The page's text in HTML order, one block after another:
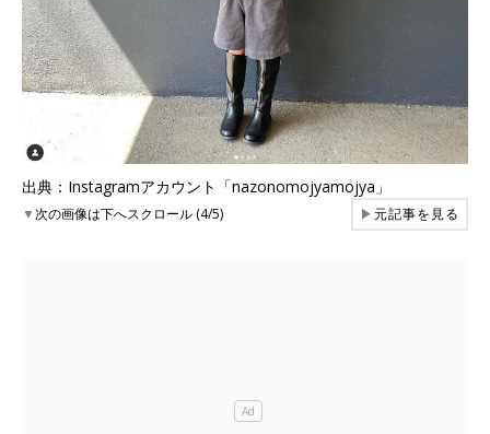
出典：Instagramアカウント「nazonomojyamojya」
▼次の画像は下へスクロール (4/5) ▶元記事を見る